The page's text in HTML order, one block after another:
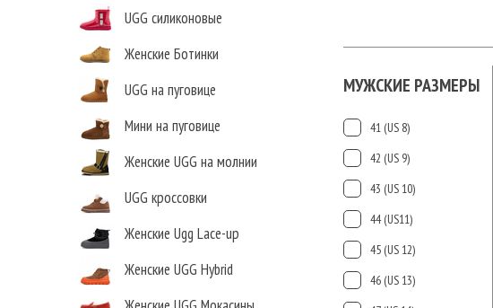
UGG силиконовые
Женские Ботинки
UGG на пуговице
Мини на пуговице
Женские UGG на молнии
UGG кроссовки
Женские Ugg Lace-up
Женские UGG Hybrid
МУЖСКИЕ РАЗМЕРЫ
41 (US 8)
42 (US 9)
43 (US 10)
44 (US11)
45 (US 12)
46 (US 13)